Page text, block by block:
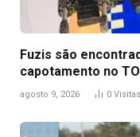
Fuzis são
capotamento no TO
agosto 9, 2026 0 Visitas